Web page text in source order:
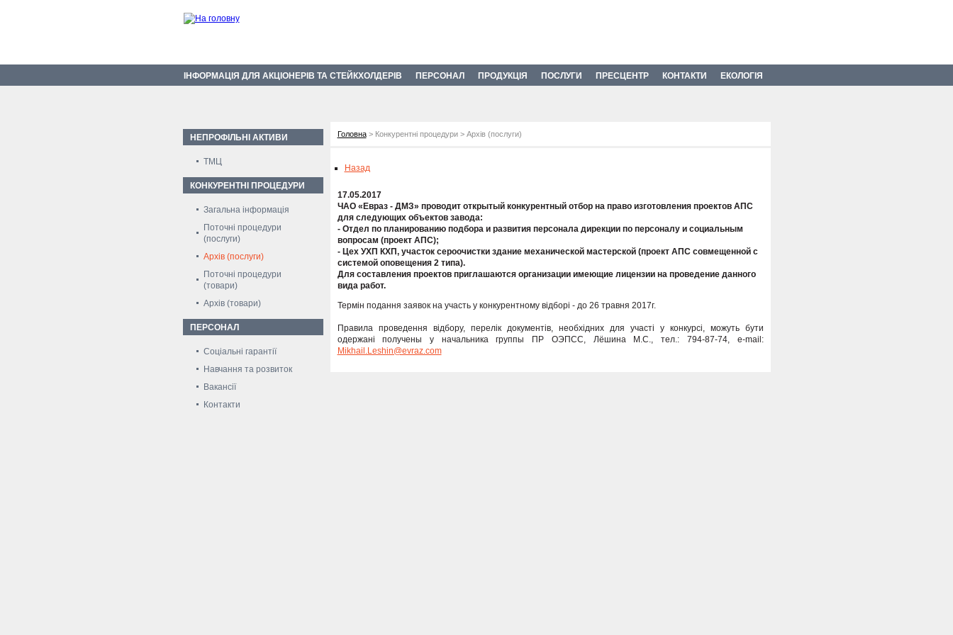
ІНФОРМАЦІЯ ДЛЯ АКЦІОНЕРІВ ТА СТЕЙКХОЛДЕРІВ ПЕРСОНАЛ ПРОДУКЦІЯ ПОСЛУГИ ПРЕСЦЕНТР КОНТАКТИ ЕКОЛОГІЯ
НЕПРОФІЛЬНІ АКТИВИ
ТМЦ
КОНКУРЕНТНІ ПРОЦЕДУРИ
Загальна інформація
Поточні процедури
(послуги)
Архів (послуги)
Поточні процедури
(товари)
Архів (товари)
ПЕРСОНАЛ
Соціальні гарантії
Навчання та розвиток
Вакансії
Контакти
Головна> Конкурентні процедури > Архів (послуги)
Назад
17.05.2017
ЧАО «Евраз - ДМЗ» проводит открытый конкурентный отбор на право изготовления проектов АПС
для следующих объектов завода:
- Отдел по планированию подбора и развития персонала дирекции по персоналу и социальным
вопросам (проект АПС);
- Цех УХП КХП, участок сероочистки здание механической мастерской (проект АПС совмещенной с
системой оповещения 2 типа).
Для составления проектов приглашаются организации имеющие лицензии на проведение данного
вида работ.
Термін подання заявок на участь у конкурентному відборі - до 26 травня 2017г.
Правила проведення відбору, перелік документів, необхідних для участі у конкурсі, можуть бути
одержані получены у начальника группы ПР ОЭПСС, Лёшина М.С., тел.: 794-87-74, e-mail:
Mikhail.Leshin@evraz.com